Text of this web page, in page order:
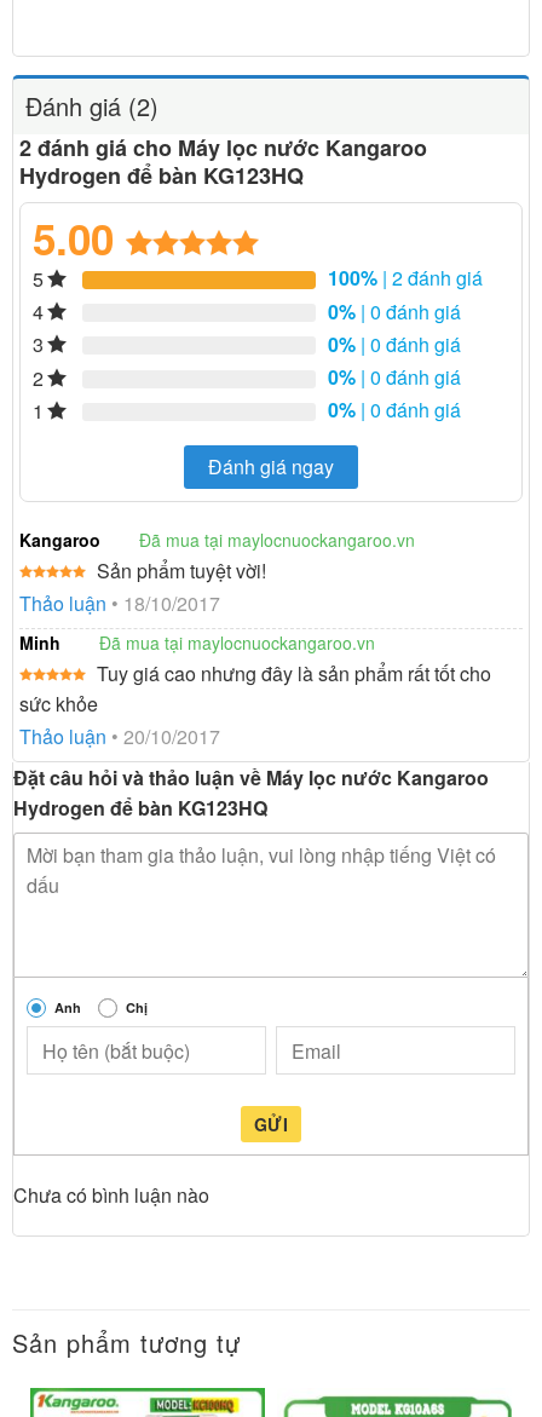
Đánh giá (2)
2 đánh giá cho Máy lọc nước Kangaroo
Hydrogen để bàn KG123HQ
5.00
5 100% | 2 đánh giá
4
0% | 0 đánh giá
3
0% | 0 đánh giá
2
0% | 0 đánh giá
1
0% | 0 đánh giá
Đánh giá ngay
Kangaroo Đã mua tại maylocnuockangaroo.vn
hạng55
Sản phẩm tuyệt vời!
Thảo luận • 18/10/2017
Minh Đã mua tại maylocnuockangaroo.vn
Được xếp
hạng 55
Tuy giá cao nhưng đây là sản phẩm rất tốt cho
sức khỏe
Thảo luận • 20/10/2017
Đặt câu hỏi và thảo luận về Máy lọc nước Kangaroo
Hydrogen để bàn KG123HQ
Anh Chị
GỬI
Chưa có bình luận nào
Sản phẩm tương tự